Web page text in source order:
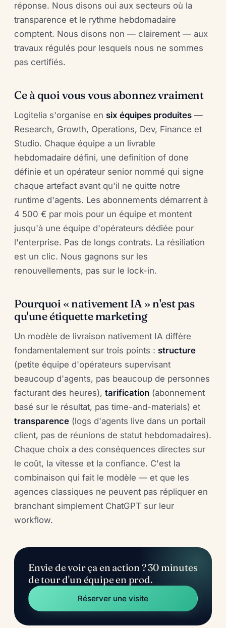
réponse. Nous disons oui aux secteurs où la
transparence et le rythme hebdomadaire
comptent. Nous disons non — clairement — aux
travaux régulés pour lesquels nous ne sommes
pas certifiés.
Ce à quoi vous vous abonnez vraiment
Logitelia s'organise en six équipes produites —
Research, Growth, Operations, Dev, Finance et
Studio. Chaque équipe a un livrable
hebdomadaire défini, une definition of done
définie et un opérateur senior nommé qui signe
chaque artefact avant qu'il ne quitte notre
runtime d'agents. Les abonnements démarrent à
4 500 € par mois pour un équipe et montent
jusqu'à une équipe d'opérateurs dédiée pour
l'enterprise. Pas de longs contrats. La résiliation
est un clic. Nous gagnons sur les
renouvellements, pas sur le lock-in.
Pourquoi « nativement IA » n'est pas
qu'une étiquette marketing
Un modèle de livraison nativement IA diffère
fondamentalement sur trois points : structure
(petite équipe d'opérateurs supervisant
beaucoup d'agents, pas beaucoup de personnes
facturant des heures), tarification (abonnement
basé sur le résultat, pas time-and-materials) et
transparence (logs d'agents live dans un portail
client, pas de réunions de statut hebdomadaires).
Chaque choix a des conséquences directes sur
le coût, la vitesse et la confiance. C'est la
combinaison qui fait le modèle — et que les
agences classiques ne peuvent pas répliquer en
branchant simplement ChatGPT sur leur
workflow.
Envie de voir ça en action ? 30 minutes
de tour d'un équipe en prod.
Réserver une visite